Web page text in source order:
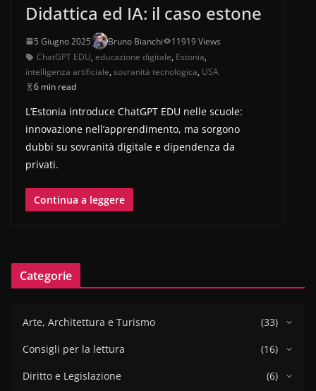
Didattica ed IA: il caso estone
5 Giugno 2025 Bruno Bianchi
11919 Views
ChatGPT EDU, educazione digitale, Estonia,
intelligenza artificiale, sovranità tecnologica, USA
6 min read
L’Estonia introduce ChatGPT EDU nelle scuole:
innovazione nell’apprendimento, ma sorgono
dubbi su sovranità digitale e dipendenza da
privati.
Continua a leggere
Categorie
Arte, Architettura e Turismo
(33)
Consigli per la lettura
(16)
Diritto e Legislazione
(6)